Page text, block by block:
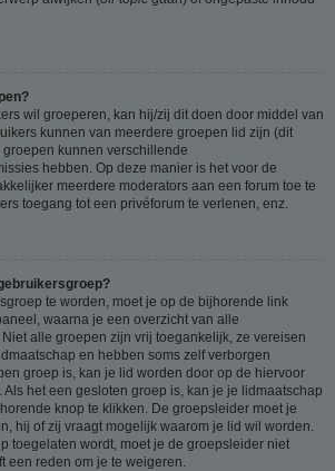
wil groeperen, kan hij/zij dit doen door middel van
kunnen van meerdere groepen lid zijn (dit
kunnen verschillende
hebben. Op deze manier is het voor de
meerdere moderators aan een forum toe te
toegang tot een privéforum te verlenen, enz.
te worden, moet je op de bijhorende link
waarna je een overzicht van alle
alle groepen zijn vrij toegankelijk, ze vereisen
en hebben soms zelf verborgen
groep is, kan je lid worden door op de hiervoor
het een gesloten groep is, kan je je lidmaatschap
knop te klikken. De groepsleider moet je
hij of zij vraagt mogelijk waarom je lid wil worden.
toegelaten wordt, moet je de groepsleider niet
een reden om je te weigeren.